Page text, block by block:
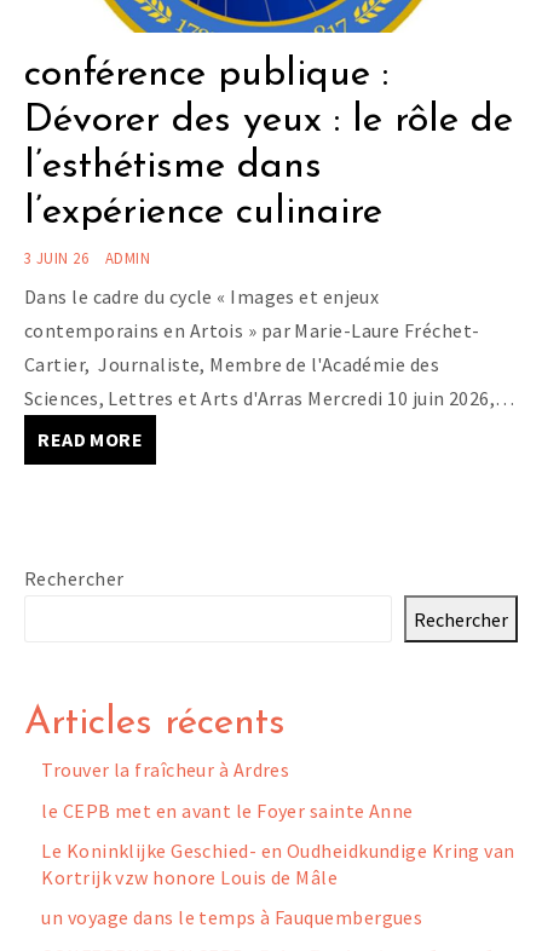
conférence publique :
Dévorer des yeux : le rôle de
l’esthétisme dans
l’expérience culinaire
3 JUIN 26 ADMIN
Dans le cadre du cycle « Images et enjeux
contemporains en Artois » par Marie-Laure Fréchet-
Cartier, Journaliste, Membre de l'Académie des
Sciences, Lettres et Arts d'Arras Mercredi 10 juin 2026,…
READ MORE
Rechercher
Rechercher
Articles récents
Trouver la fraîcheur à Ardres
le CEPB met en avant le Foyer sainte Anne
Le Koninklijke Geschied- en Oudheidkundige Kring van
Kortrijk vzw honore Louis de Mâle
un voyage dans le temps à Fauquembergues